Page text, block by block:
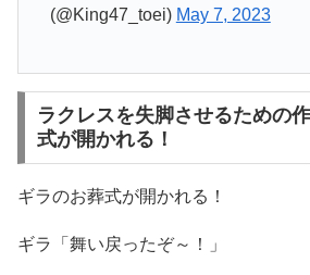
(@King47_toei) May 7, 2023
ラクレスを失脚させるための
式が開かれる！
ギラのお葬式が開かれる！
ギラ「舞い戻ったぞ～！」